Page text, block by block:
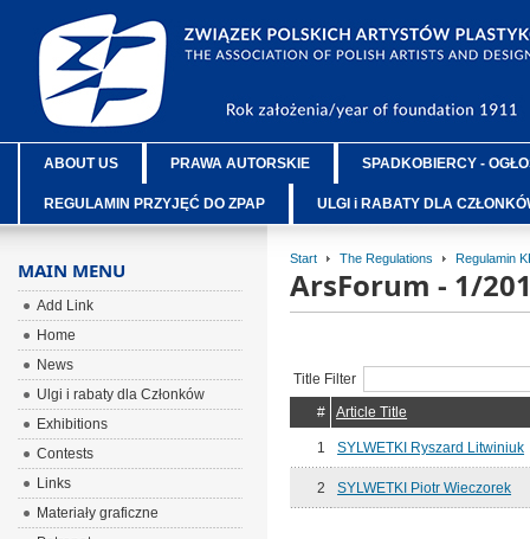
ABOUT US PRAWA AUTORSKIE SPADKOBIERCY -
REGULAMIN PRZYJĘĆ DO ZPAP ULGI i RABATY DLA
Start The Regulations Regulamin
ArsForum - 1/
Title Filter
#
Article Title
1 SYLWETKI Ryszard Litwiniuk
2 SYLWETKI Piotr Wieczorek
MAIN MENU
Add Link
Home
News
Ulgi i rabaty dla Członków
Exhibitions
Contests
Links
Materiały graficzne